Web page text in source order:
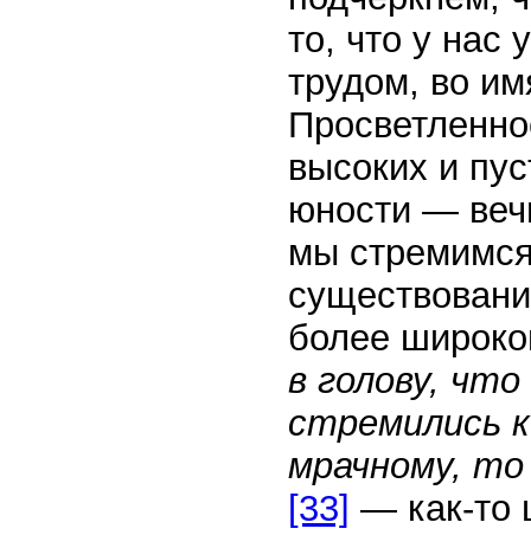
то, что у нас
трудом, во
высоких и
юности —
мы
более
в голову,
стремились
мрачному,
[33] — как-то